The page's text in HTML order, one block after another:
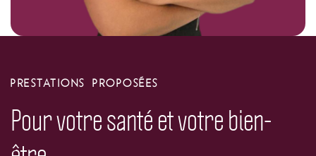
PRESTATIONS PROPOSÉES
Pour votre santé et votre bien-